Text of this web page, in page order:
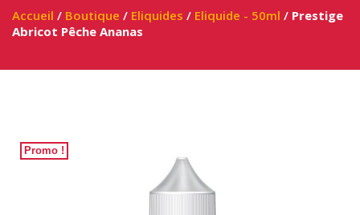
Accueil / Boutique / Eliquides / Eliquide - 50ml / Prestige
Abricot Pêche Ananas
Promo !